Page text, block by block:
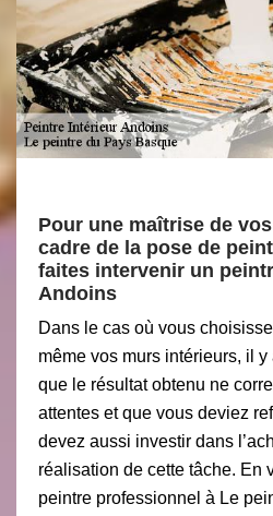
Pour une maîtrise de
cadre de la pose de
faites intervenir un
Andoins
Dans le cas où vous
même vos murs intérieurs, il
que le résultat obtenu ne
attentes et que vous deviez
devez aussi investir dans
réalisation de cette tâche. En
peintre professionnel à Le